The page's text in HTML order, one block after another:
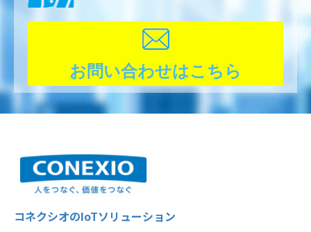
お問い合わせはこちら
コネクシオのIoTソリューション